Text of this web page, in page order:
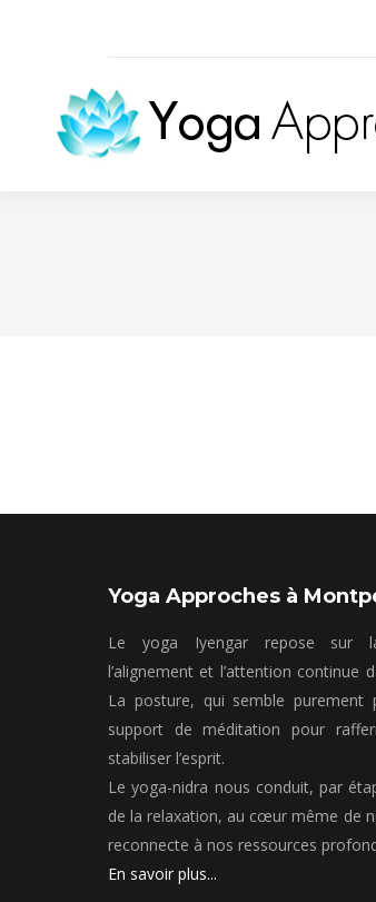
Yoga Approches à
Le yoga Iyengar repose sur
l’alignement et l’attention continue
La posture, qui semble purement
support de méditation pour
stabiliser l’esprit.
Le yoga-nidra nous conduit, par
de la relaxation, au cœur même de
reconnecte à nos ressources
En savoir plus...